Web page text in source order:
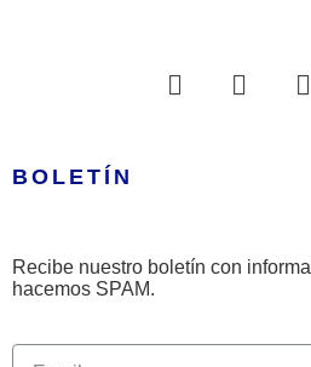
BOLETÍN
Recibe nuestro boletín con
hacemos SPAM.